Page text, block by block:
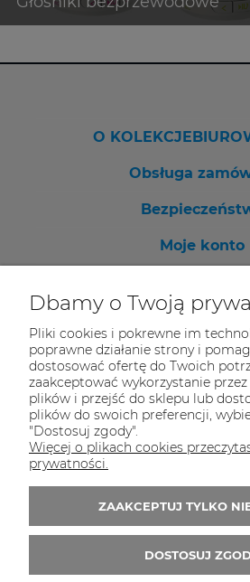
O
Obsługa
Moje konto
Skontaktuj się z
Masz pytania? Zadzwoń -
Na magazynie mamy 30
Tel.:
32 70 50
Zapisz się do
Dbamy o Twoją
Pliki cookies i pokrewne im
poprawne działanie strony i
dostosować ofertę do Twoich
zaakceptować wykorzystanie
plików i przejść do sklepu lub
plików do swoich preferencji,
"Dostosuj zgody".
Więcej o plikach cookies
prywatności.
ZAAKCEPTUJ TYLKO
DOSTOSUJ